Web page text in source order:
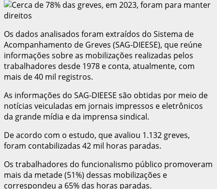
Os dados analisados foram extraídos do Sistema de
Acompanhamento de Greves (SAG-DIEESE), que reúne
informações sobre as mobilizações realizadas pelos
trabalhadores desde 1978 e conta, atualmente, com
mais de 40 mil registros.
As informações do SAG-DIEESE são obtidas por meio de
notícias veiculadas em jornais impressos e eletrônicos
da grande mídia e da imprensa sindical.
De acordo com o estudo, que avaliou 1.132 greves,
foram contabilizadas 42 mil horas paradas.
Os trabalhadores do funcionalismo público promoveram
mais da metade (51%) dessas mobilizações e
correspondeu a 65% das horas paradas.